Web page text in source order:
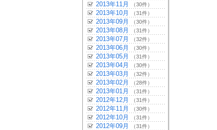
2013年11月 （30件）
2013年10月 （31件）
2013年09月 （30件）
2013年08月 （31件）
2013年07月 （32件）
2013年06月 （30件）
2013年05月 （31件）
2013年04月 （30件）
2013年03月 （32件）
2013年02月 （28件）
2013年01月 （31件）
2012年12月 （31件）
2012年11月 （30件）
2012年10月 （31件）
2012年09月 （31件）